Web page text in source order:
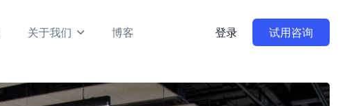
关于我们 博客 登录 试用咨询